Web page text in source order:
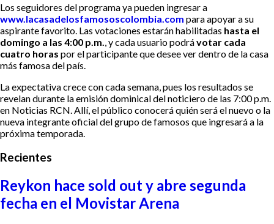
Los seguidores del programa ya pueden ingresar a
www.lacasadelosfamososcolombia.com para apoyar a su
aspirante favorito. Las votaciones estarán habilitadas hasta el
domingo a las 4:00 p.m., y cada usuario podrávotar cada
cuatro horas por el participante que desee ver dentro de la casa
más famosa del país.
La expectativa crece con cada semana, pues los resultados se
revelan durante la emisión dominical del noticiero de las 7:00 p.m.
en Noticias RCN. Allí, el público conocerá quién será el nuevo o la
nueva integrante oficial del grupo de famosos que ingresará a la
próxima temporada.
Recientes
Reykon hace sold out y abre segunda
fecha en el Movistar Arena